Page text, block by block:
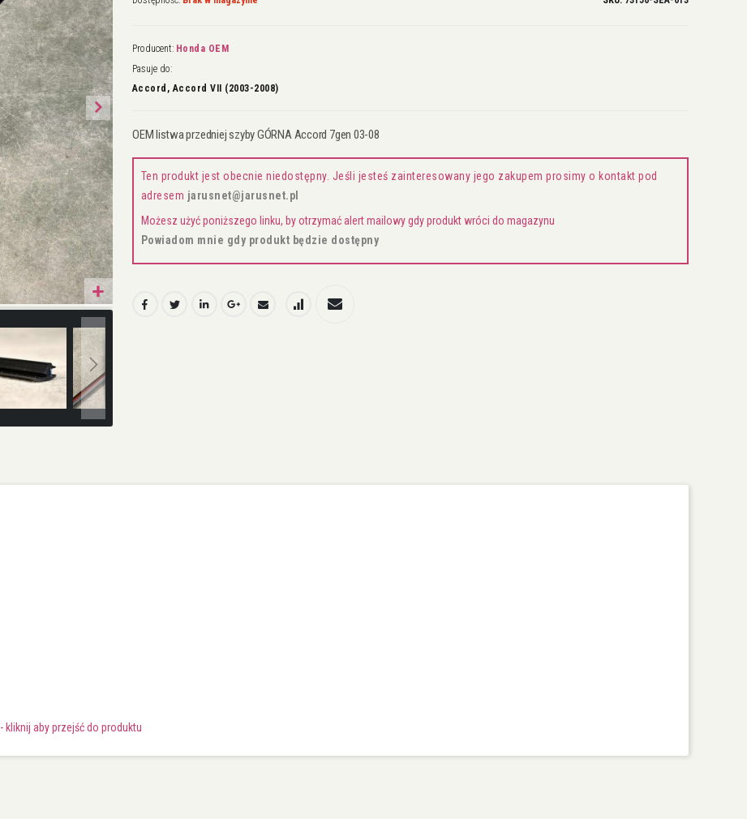
Producent: Honda OEM
Pasuje do:
Accord, Accord VII (2003-2008)
OEM listwa przedniej szyby GÓRNA Accord 7gen 03-08
Ten produkt jest obecnie niedostępny. Jeśli jesteś zainteresowany jego zakupem prosimy o kontakt pod
adresem jarusnet@jarusnet.pl
Możesz użyć poniższego linku, by otrzymać alert mailowy gdy produkt wróci do magazynu
Powiadom mnie gdy produkt będzie dostępny
- kliknij aby przejść do produktu